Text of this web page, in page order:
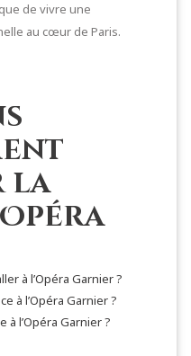
de vivre une
au cœur de Paris.
la
à l’Opéra Garnier ?
à l’Opéra Garnier ?
à l’Opéra Garnier ?